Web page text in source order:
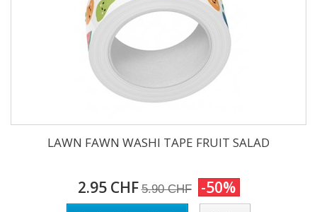
LAWN FAWN WASHI TAPE FRUIT SALAD
2.95 CHF 5.90 CHF -50%